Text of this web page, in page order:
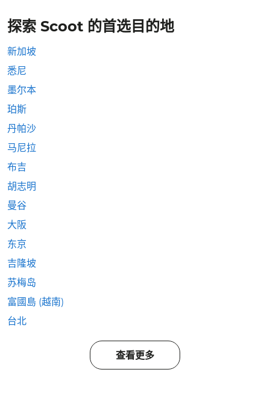
探索 Scoot 的首选目的地
新加坡
悉尼
墨尔本
珀斯
丹帕沙
马尼拉
布吉
胡志明
曼谷
大阪
东京
吉隆坡
苏梅岛
富國島 (越南)
台北
查看更多